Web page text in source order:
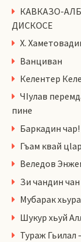
КАВКАЗО-
ДИСКОСЕ
Х.
Ванциван
Келентер
ЧIулав
пине
Баркадин чар!
Гъам квай
Веледов
Зи чандин
Мубарак
Шукур хьуй
Тураж Гьилал